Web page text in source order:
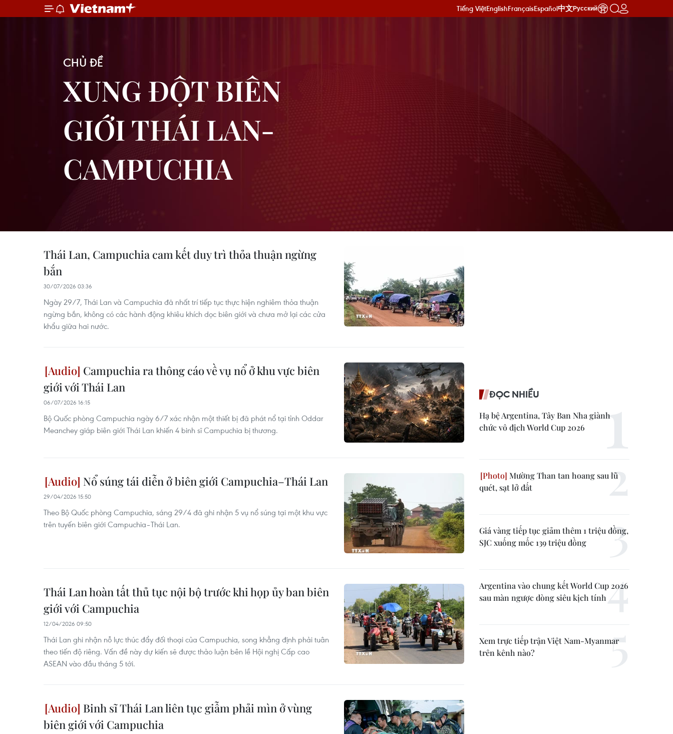
Tiếng ViệtEnglishFrançaisEspañol中文Русский
CHỦ ĐỀ
XUNG ĐỘT BIÊN
GIỚI THÁI LAN-
CAMPUCHIA
Thái Lan, Campuchia cam kết duy trì thỏa thuận ngừng
bắn
30/07/2026 03:36
Ngày 29/7, Thái Lan và Campuchia đã nhất trí tiếp tục thực hiện nghiêm thỏa thuận
ngừng bắn, không có các hành động khiêu khích dọc biên giới và chưa mở lại các cửa
khẩu giữa hai nước.
Campuchia ra thông cáo về vụ nổ ở khu vực biên
giới với Thái Lan
06/07/2026 16:15
Bộ Quốc phòng Campuchia ngày 6/7 xác nhận một thiết bị đã phát nổ tại tỉnh Oddar
Meanchey giáp biên giới Thái Lan khiến 4 binh sĩ Campuchia bị thương.
Nổ súng tái diễn ở biên giới Campuchia–Thái Lan
29/04/2026 15:50
Theo Bộ Quốc phòng Campuchia, sáng 29/4 đã ghi nhận 5 vụ nổ súng tại một khu vực
trên tuyến biên giới Campuchia–Thái Lan.
Thái Lan hoàn tất thủ tục nội bộ trước khi họp ủy ban biên
giới với Campuchia
12/04/2026 09:50
Thái Lan ghi nhận nỗ lực thúc đẩy đối thoại của Campuchia, song khẳng định phải tuân
theo tiến độ riêng. Vấn đề này dự kiến sẽ được thảo luận bên lề Hội nghị Cấp cao
ASEAN vào đầu tháng 5 tới.
Binh sĩ Thái Lan liên tục giẫm phải mìn ở vùng
biên giới với Campuchia
ĐỌC NHIỀU
Hạ bệ Argentina, Tây Ban Nha giành
chức vô địch World Cup 2026
Mường Than tan hoang sau lũ
quét, sạt lở đất
Giá vàng tiếp tục giảm thêm 1 triệu đồng,
SJC xuống mốc 139 triệu đồng
Argentina vào chung kết World Cup 2026
sau màn ngược dòng siêu kịch tính
Xem trực tiếp trận Việt Nam-Myanmar
trên kênh nào?